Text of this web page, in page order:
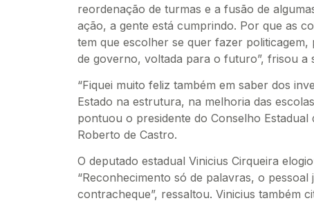
reordenação de turmas e a fusão de
ação, a gente está cumprindo. Por que as
tem que escolher se quer fazer
de governo, voltada para o futuro”, frisou a
“Fiquei muito feliz também em saber dos
Estado na estrutura, na melhoria das
pontuou o presidente do Conselho Estadual
Roberto de Castro.
O deputado estadual Vinicius Cirqueira
“Reconhecimento só de palavras, o
contracheque”, ressaltou. Vinicius também